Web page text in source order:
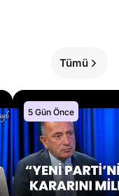
Tümü
5 Gün Önce